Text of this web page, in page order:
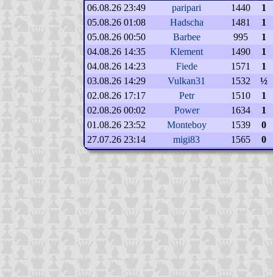
06.08.26 23:49 paripari 1440
1
05.08.26 01:08
Hadscha 1481
1
05.08.26 00:50
Barbee 995
1
04.08.26 14:35
Klement 1490
1
04.08.26 14:23
Fiede 1571
1
03.08.26 14:29
Vulkan31 1532
½
02.08.26 17:17
Petr 1510
1
02.08.26 00:02
Power 1634
1
01.08.26 23:52
Monteboy 1539
0
27.07.26 23:14
migi83 1565 0